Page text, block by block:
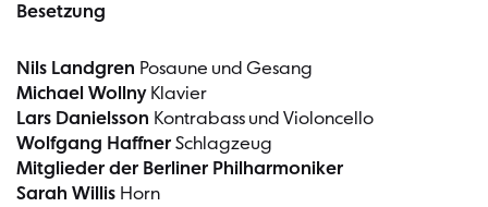
Besetzung
Nils Landgren Posaune und Gesang
Michael Wollny Klavier
Lars Danielsson Kontrabass und Violoncello
Wolfgang Haffner Schlagzeug
Mitglieder der Berliner Philharmoniker
Sarah Willis Horn